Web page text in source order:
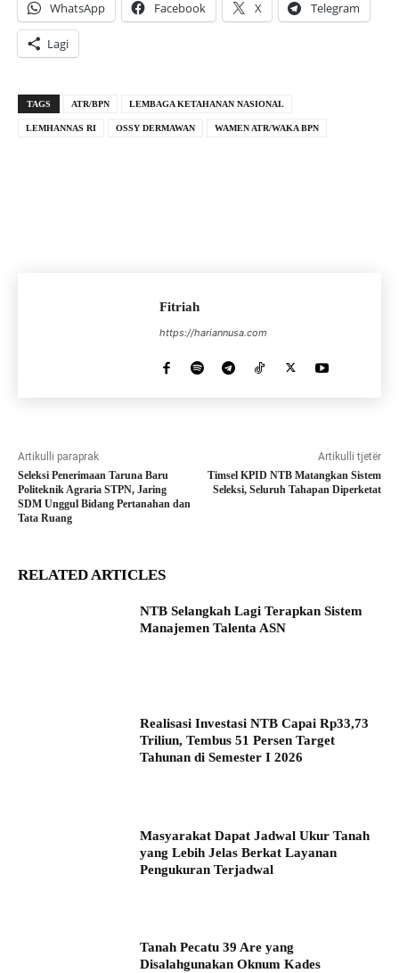
WhatsApp Facebook X Telegram
Lagi
TAGS ATR/BPN LEMBAGA KETAHANAN NASIONAL
LEMHANNAS RI OSSY DERMAWAN WAMEN ATR/WAKA BPN
Fitriah
https://hariannusa.com
Artikulli paraprak
Seleksi Penerimaan Taruna Baru
Politeknik Agraria STPN, Jaring
SDM Unggul Bidang Pertanahan dan
Tata Ruang
Artikulli tjetër
Timsel KPID NTB Matangkan Sistem
Seleksi, Seluruh Tahapan Diperketat
RELATED ARTICLES
NTB Selangkah Lagi Terapkan Sistem
Manajemen Talenta ASN
Realisasi Investasi NTB Capai Rp33,73
Triliun, Tembus 51 Persen Target
Tahunan di Semester I 2026
Masyarakat Dapat Jadwal Ukur Tanah
yang Lebih Jelas Berkat Layanan
Pengukuran Terjadwal
Tanah Pecatu 39 Are yang
Disalahgunakan Oknum Kades